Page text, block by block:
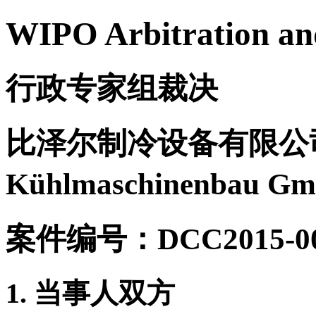
WIPO Arbitration
行政专家组裁决
比泽尔制冷设备有限
Kühlmaschinenbau
案件编号：DCC2015-
1. 当事人双方